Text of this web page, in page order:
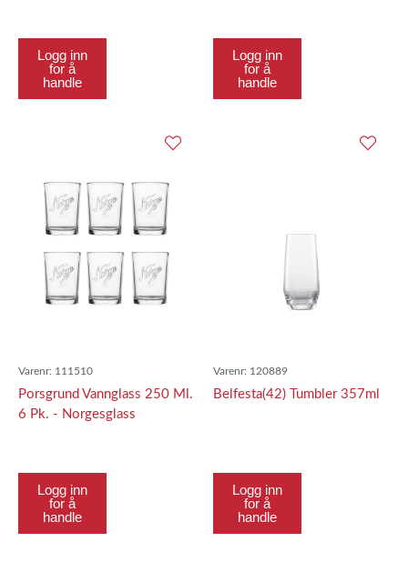
Logg inn
for å
handle
Logg inn
for å
handle
Varenr: 111510
Porsgrund Vannglass 250 Ml.
6 Pk. - Norgesglass
Logg inn
for å
handle
Varenr: 120889
Belfesta(42) Tumbler 357ml
Logg inn
for å
handle